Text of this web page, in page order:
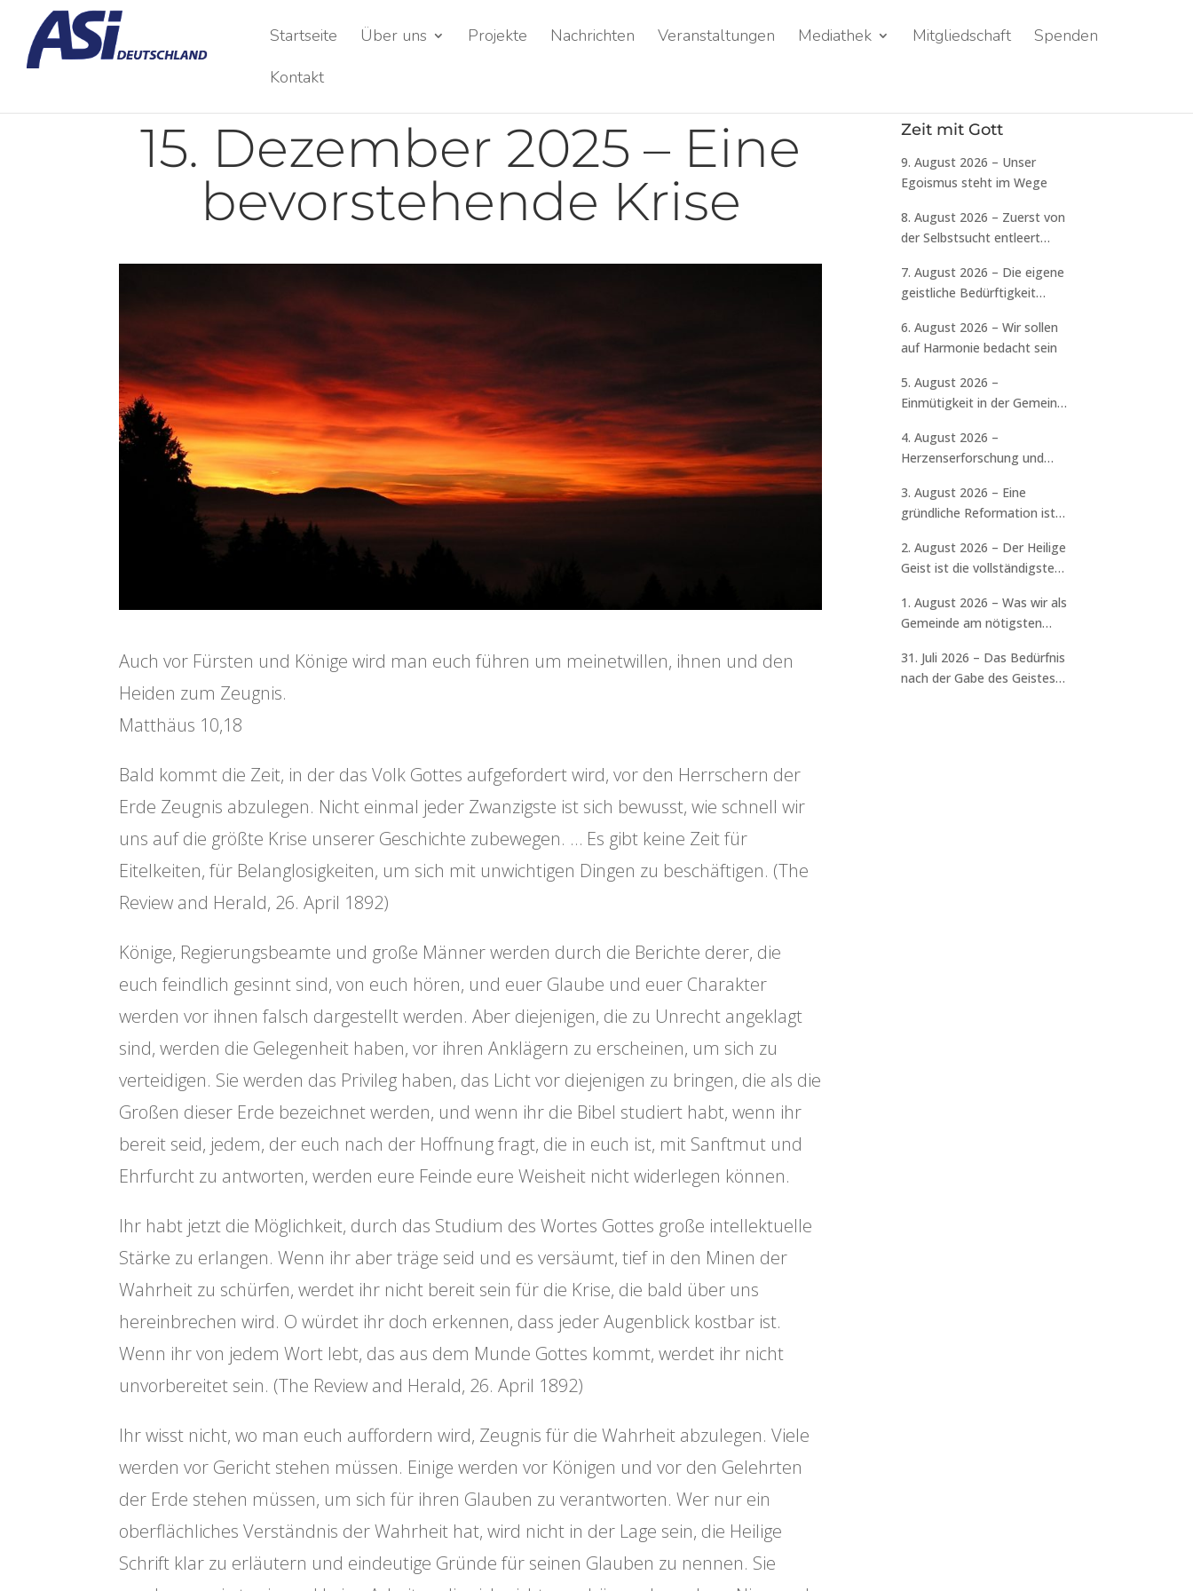
Startseite Über uns Projekte Nachrichten Veranstaltungen Mediathek Mitgliedschaft
Spenden
Kontakt
15. Dezember 2025 – Eine
bevorstehende Krise
Auch vor Fürsten und Könige wird man euch führen um meinetwillen, ihnen und den
Heiden zum Zeugnis.
Matthäus 10,18
Bald kommt die Zeit, in der das Volk Gottes aufgefordert wird, vor den Herrschern der
Erde Zeugnis abzulegen. Nicht einmal jeder Zwanzigste ist sich bewusst, wie schnell wir
uns auf die größte Krise unserer Geschichte zubewegen. … Es gibt keine Zeit für
Eitelkeiten, für Belanglosigkeiten, um sich mit unwichtigen Dingen zu beschäftigen. (The
Review and Herald, 26. April 1892)
Könige, Regierungsbeamte und große Männer werden durch die Berichte derer, die
euch feindlich gesinnt sind, von euch hören, und euer Glaube und euer Charakter
werden vor ihnen falsch dargestellt werden. Aber diejenigen, die zu Unrecht angeklagt
sind, werden die Gelegenheit haben, vor ihren Anklägern zu erscheinen, um sich zu
verteidigen. Sie werden das Privileg haben, das Licht vor diejenigen zu bringen, die als die
Großen dieser Erde bezeichnet werden, und wenn ihr die Bibel studiert habt, wenn ihr
bereit seid, jedem, der euch nach der Hoffnung fragt, die in euch ist, mit Sanftmut und
Ehrfurcht zu antworten, werden eure Feinde eure Weisheit nicht widerlegen können.
Ihr habt jetzt die Möglichkeit, durch das Studium des Wortes Gottes große intellektuelle
Stärke zu erlangen. Wenn ihr aber träge seid und es versäumt, tief in den Minen der
Wahrheit zu schürfen, werdet ihr nicht bereit sein für die Krise, die bald über uns
hereinbrechen wird. O würdet ihr doch erkennen, dass jeder Augenblick kostbar ist.
Wenn ihr von jedem Wort lebt, das aus dem Munde Gottes kommt, werdet ihr nicht
unvorbereitet sein. (The Review and Herald, 26. April 1892)
Ihr wisst nicht, wo man euch auffordern wird, Zeugnis für die Wahrheit abzulegen. Viele
werden vor Gericht stehen müssen. Einige werden vor Königen und vor den Gelehrten
der Erde stehen müssen, um sich für ihren Glauben zu verantworten. Wer nur ein
oberflächliches Verständnis der Wahrheit hat, wird nicht in der Lage sein, die Heilige
Schrift klar zu erläutern und eindeutige Gründe für seinen Glauben zu nennen. Sie
Zeit mit Gott
9. August 2026 – Unser
Egoismus steht im Wege
8. August 2026 – Zuerst von
der Selbstsucht entleert
7. August 2026 – Die eigene
geistliche Bedürftigkeit
6. August 2026 – Wir sollen
auf Harmonie bedacht sein
5. August 2026 –
Einmütigkeit in der Gemeinde
4. August 2026 –
Herzenserforschung und
erforderlich
3. August 2026 – Eine
gründliche Reformation ist
2. August 2026 – Der Heilige
Geist ist die vollständigste
1. August 2026 – Was wir als
Gemeinde am nötigsten
31. Juli 2026 – Das Bedürfnis
nach der Gabe des Geistes